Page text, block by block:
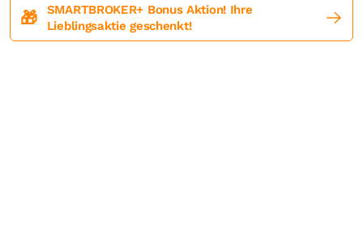
🎁
SMARTBROKER+ Bonus Aktion! Ihre
Lieblingsaktie geschenkt!